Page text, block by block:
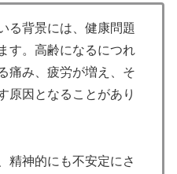
る背景には、健康問題
す。高齢になるにつれ
痛み、疲労が増え、そ
原因となることがあり
精神的にも不安定にさ